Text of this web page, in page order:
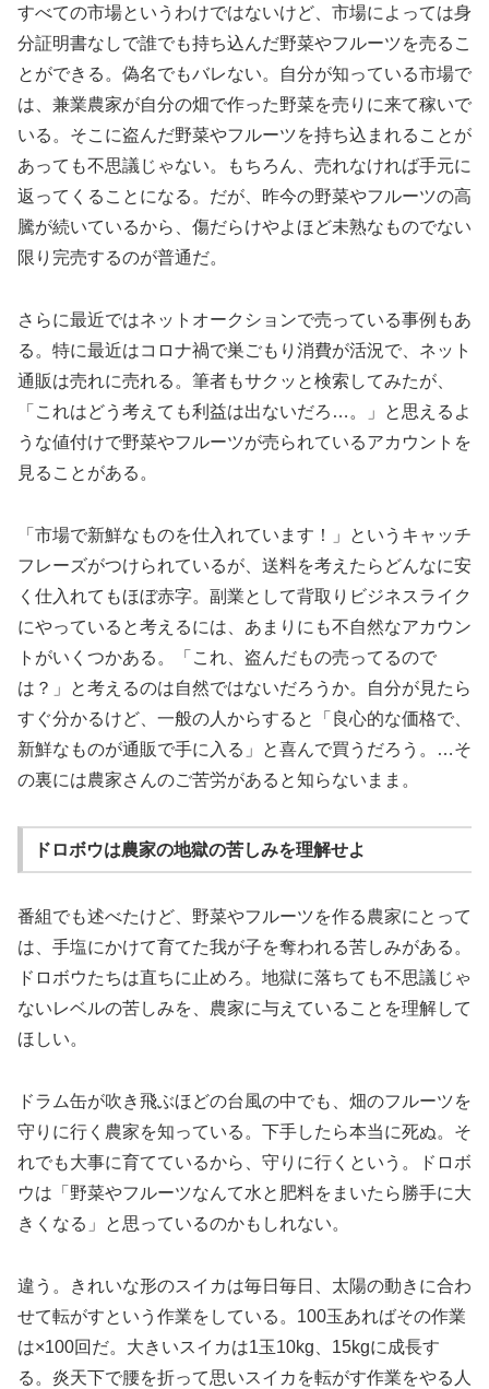
すべての市場というわけではないけど、市場によっては身
分証明書なしで誰でも持ち込んだ野菜やフルーツを売るこ
とができる。偽名でもバレない。自分が知っている市場で
は、兼業農家が自分の畑で作った野菜を売りに来て稼いで
いる。そこに盗んだ野菜やフルーツを持ち込まれることが
あっても不思議じゃない。もちろん、売れなければ手元に
返ってくることになる。だが、昨今の野菜やフルーツの高
騰が続いているから、傷だらけやよほど未熟なものでない
限り完売するのが普通だ。
さらに最近ではネットオークションで売っている事例もあ
る。特に最近はコロナ禍で巣ごもり消費が活況で、ネット
通販は売れに売れる。筆者もサクッと検索してみたが、
「これはどう考えても利益は出ないだろ…。」と思えるよ
うな値付けで野菜やフルーツが売られているアカウントを
見ることがある。
「市場で新鮮なものを仕入れています！」というキャッチ
フレーズがつけられているが、送料を考えたらどんなに安
く仕入れてもほぼ赤字。副業として背取りビジネスライク
にやっていると考えるには、あまりにも不自然なアカウン
トがいくつかある。「これ、盗んだもの売ってるので
は？」と考えるのは自然ではないだろうか。自分が見たら
すぐ分かるけど、一般の人からすると「良心的な価格で、
新鮮なものが通販で手に入る」と喜んで買うだろう。…そ
の裏には農家さんのご苦労があると知らないまま。
ドロボウは農家の地獄の苦しみを理解せよ
番組でも述べたけど、野菜やフルーツを作る農家にとって
は、手塩にかけて育てた我が子を奪われる苦しみがある。
ドロボウたちは直ちに止めろ。地獄に落ちても不思議じゃ
ないレベルの苦しみを、農家に与えていることを理解して
ほしい。
ドラム缶が吹き飛ぶほどの台風の中でも、畑のフルーツを
守りに行く農家を知っている。下手したら本当に死ぬ。そ
れでも大事に育てているから、守りに行くという。ドロボ
ウは「野菜やフルーツなんて水と肥料をまいたら勝手に大
きくなる」と思っているのかもしれない。
違う。きれいな形のスイカは毎日毎日、太陽の動きに合わ
せて転がすという作業をしている。100玉あればその作業
は×100回だ。大きいスイカは1玉10kg、15kgに成長す
る。炎天下で腰を折って思いスイカを転がす作業をやる人